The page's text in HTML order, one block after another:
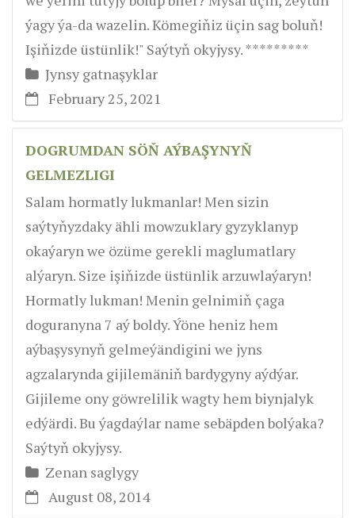
ýagy ýa-da wazelin. Kömegiňiz üçin sag boluň!
Işiňizde üstünlik!" Saýtyň okyjysy. *********
Jynsy gatnaşyklar
February 25, 2021
DOGRUMDAN SÖŇ AÝBAŞYNYŇ
GELMEZLIGI
Salam hormatly lukmanlar! Men sizin
saýtyňyzdaky ähli mowzuklary gyzyklanyp
okaýaryn we özüme gerekli maglumatlary
alýaryn. Size işiňizde üstünlik arzuwlaýaryn!
Hormatly lukman! Menin gelnimiň çaga
doguranyna 7 aý boldy. Ýöne heniz hem
aýbaşysynyň gelmeýändigini we jyns
agzalarynda gijilemäniň bardygyny aýdýar.
Gijileme ony göwrelilik wagty hem biynjalyk
edýärdi. Bu ýagdaýlar name sebäpden bolýaka?
Saýtyň okyjysy.
Zenan saglygy
August 08, 2014